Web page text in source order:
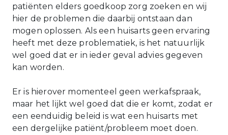
patiënten elders goedkoop zorg zoeken en wij
hier de problemen die daarbij ontstaan dan
mogen oplossen. Als een huisarts geen ervaring
heeft met deze problematiek, is het natuurlijk
wel goed dat er in ieder geval advies gegeven
kan worden.
Er is hierover momenteel geen werkafspraak,
maar het lijkt wel goed dat die er komt, zodat er
een eenduidig beleid is wat een huisarts met
een dergelijke patiënt/probleem moet doen.